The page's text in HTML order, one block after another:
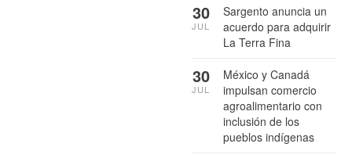
Sargento anuncia un
acuerdo para adquirir
La Terra Fina
30
JUL
México y Canadá
impulsan comercio
agroalimentario con
inclusión de los
pueblos indígenas
30
JUL